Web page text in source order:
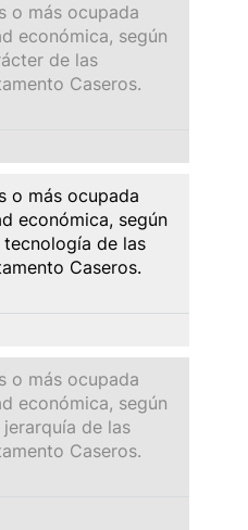
o más ocupada
económica, según
de las
Caseros.
o más ocupada
económica, según
de las
Caseros.
o más ocupada
económica, según
de las
Caseros.